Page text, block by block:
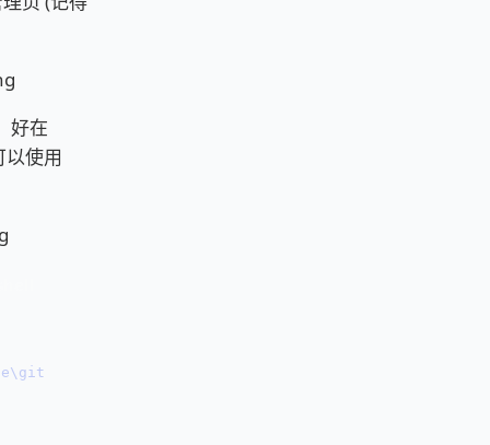
好在
使用
bowser-extensoin\.output\chrome-mv3